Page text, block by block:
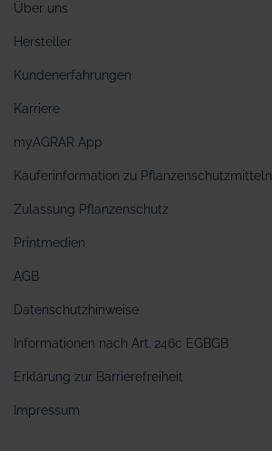
Über uns
Hersteller
Kundenerfahrungen
Karriere
myAGRAR App
Käuferinformation zu Pflanzenschutzmitteln
Zulassung Pflanzenschutz
Printmedien
AGB
Datenschutzhinweise
Informationen nach Art. 246c EGBGB
Erklärung zur Barrierefreiheit
Impressum